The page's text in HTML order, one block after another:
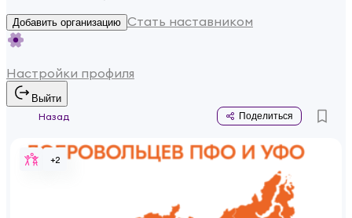
Добавить организацию Стать наставником
Настройки профиля
Выйти
Назад
Поделиться
+2